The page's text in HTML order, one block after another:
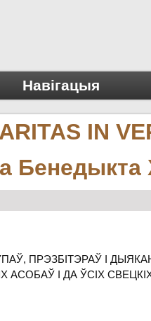
Навігацыя
IN
Бенедыкта
ПРЭЗБІТЭРАЎ І
АСОБАЎ І ДА ЎСІХ